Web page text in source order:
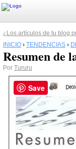
¿Los artículos de tu blog
INICIO › TENDENCIAS ›
Resumen de
Por Tururu
Save